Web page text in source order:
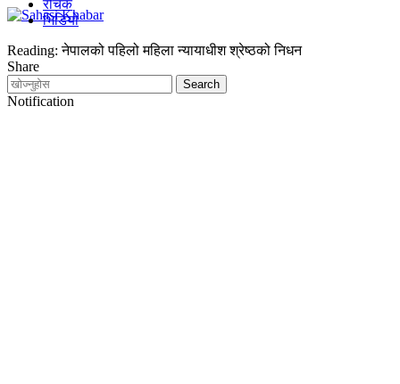
रोचक
भिडियो
Reading: नेपालको पहिलो महिला न्यायाधीश श्रेष्ठको निधन
Share
Notification